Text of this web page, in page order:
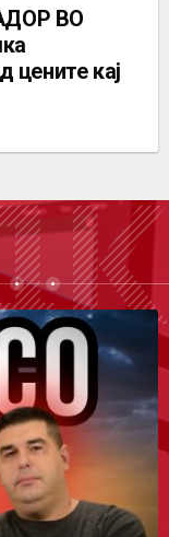
ВО
цените кај